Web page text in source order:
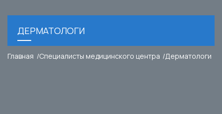
ДЕРМАТОЛОГИ
Главная Специалисты медицинского центра Дерматологи